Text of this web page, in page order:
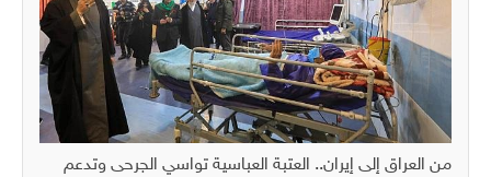
من العراق إلى إيران.. العتبة العباسية تواسي الجرحى وتدعم